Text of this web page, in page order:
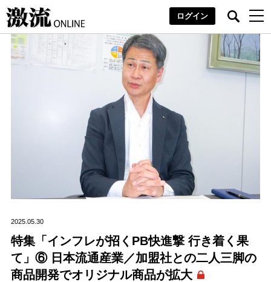
ログイン
2025.05.30
特集「インフレが招くPB快進撃 行き着く果
て」⑥ 日本流通産業／加盟社との二人三脚の
商品開発でオリジナル商品が拡大